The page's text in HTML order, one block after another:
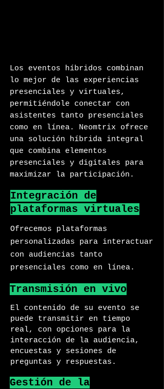
Los eventos híbridos combinan
lo mejor de las experiencias
presenciales y virtuales,
permitiéndole conectar con
asistentes tanto presenciales
como en línea. Neomtrix ofrece
una solución híbrida integral
que combina elementos
presenciales y digitales para
maximizar la participación.
Integración de
plataformas virtuales
Ofrecemos plataformas
personalizadas para interactuar
con audiencias tanto
presenciales como en línea.
Transmisión en vivo
El contenido de su evento se
puede transmitir en tiempo
real, con opciones para la
interacción de la audiencia,
encuestas y sesiones de
preguntas y respuestas.
Gestión de la